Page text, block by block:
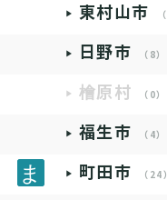
東村山市
日野市 （8）
檜原村 （0）
福生市 （4）
町田市 （24）